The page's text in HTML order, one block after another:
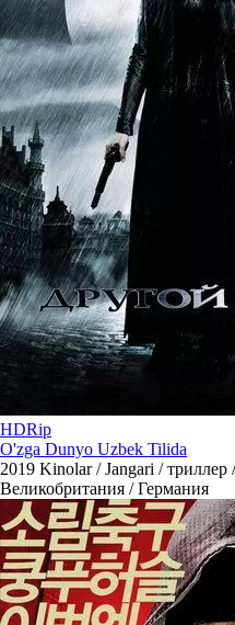
HDRip
O'zga Dunyo Uzbek Tilida
2019 Kinolar / Jangari /
Великобритания / Германия